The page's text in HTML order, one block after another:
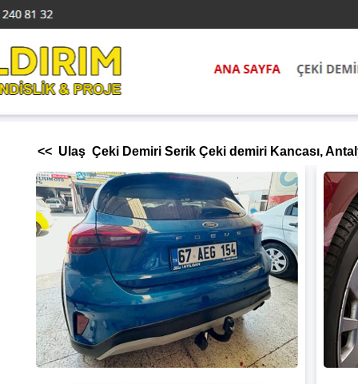
<< Ulaş Çeki Demiri Serik Çeki demiri Kancası,